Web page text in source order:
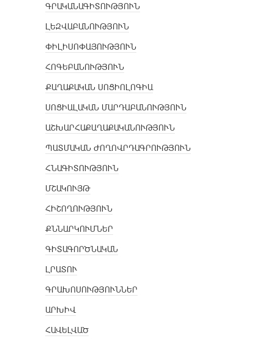
ԳՐԱԿԱՆԱԳԻՏՈՒԹՅՈՒՆ
ԼԵԶՎԱԲԱՆՈՒԹՅՈՒՆ
ՓԻԼԻՍՈՓԱՅՈՒԹՅՈՒՆ
ՀՈԳԵԲԱՆՈՒԹՅՈՒՆ
ՔԱՂԱՔԱԿԱՆ ՍՈՑԻՈԼՈԳԻԱ
ՍՈՑԻԱԼԱԿԱՆ ՄԱՐԴԱԲԱՆՈՒԹՅՈՒՆ
ԱՇԽԱՐՀԱՔԱՂԱՔԱԿԱՆՈՒԹՅՈՒՆ
ՊԱՏՄԱԿԱՆ ԺՈՂՈՎՐԴԱԳՐՈՒԹՅՈՒՆ
ՀՆԱԳԻՏՈՒԹՅՈՒՆ
ՄՇԱԿՈՒՅԹ
ՀԻՇՈՂՈՒԹՅՈՒՆ
ՔՆՆԱՐԿՈՒՄՆԵՐ
ԳԻՏԱԳՈՐԾՆԱԿԱՆ
ԼՐԱՏՈՒ
ԳՐԱԽՈՍՈՒԹՅՈՒՆՆԵՐ
ԱՐԽԻՎ
ՀԱՎԵԼՎԱԾ